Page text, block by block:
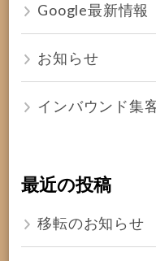
Google最新情報
お知らせ
インバウンド集
最近の投稿
移転のお知らせ